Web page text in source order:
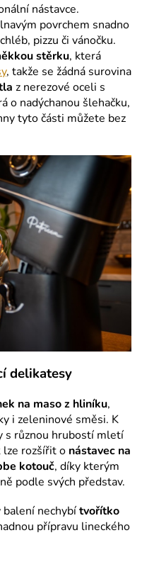
nástavce.
povrchem snadno
pizzu či vánočku.
stěrku, která
, takže se žádná surovina
z nerezové oceli s
o nadýchanou šlehačku,
tyto části můžete bez
delikatesy
na maso z hliníku,
i zeleninové směsi. K
s různou hrubostí mletí
lze rozšířit o nástavec na
kotouč, díky kterým
podle svých představ.
nechybítvořítko
přípravu lineckého